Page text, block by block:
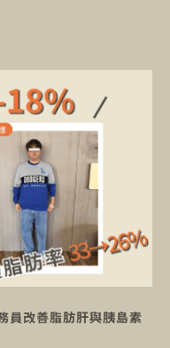
員改善脂肪肝與胰島素